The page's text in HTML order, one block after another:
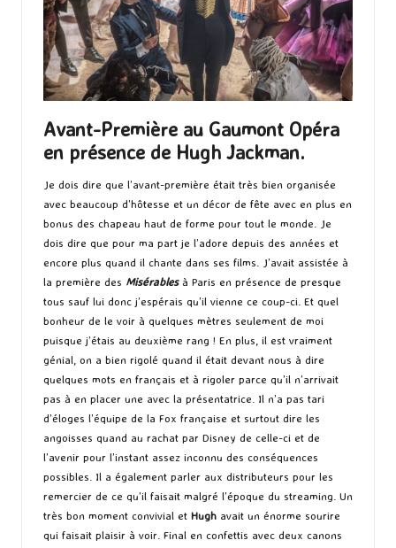
Avant-Première au Gaumont Opéra
en présence de Hugh Jackman.
Je dois dire que l’avant-première était très bien organisée
avec beaucoup d’hôtesse et un décor de fête avec en plus en
bonus des chapeau haut de forme pour tout le monde. Je
dois dire que pour ma part je l’adore depuis des années et
encore plus quand il chante dans ses films. J’avait assistée à
la première des Misérablesà Paris en présence de presque
tous sauf lui donc j’espérais qu’il vienne ce coup-ci. Et quel
bonheur de le voir à quelques mètres seulement de moi
puisque j’étais au deuxième rang ! En plus, il est vraiment
génial, on a bien rigolé quand il était devant nous à dire
quelques mots en français et à rigoler parce qu’il n’arrivait
pas à en placer une avec la présentatrice. Il n’a pas tari
d’éloges l’équipe de la Fox française et surtout dire les
angoisses quand au rachat par Disney de celle-ci et de
l’avenir pour l’instant assez inconnu des conséquences
possibles. Il a également parler aux distributeurs pour les
remercier de ce qu’il faisait malgré l’époque du streaming. Un
très bon moment convivial et Hugh avait un énorme sourire
qui faisait plaisir à voir. Final en confettis avec deux canons